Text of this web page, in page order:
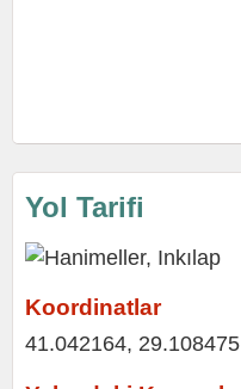
Yol Tarifi
Koordinatlar
41.042164, 29.108475